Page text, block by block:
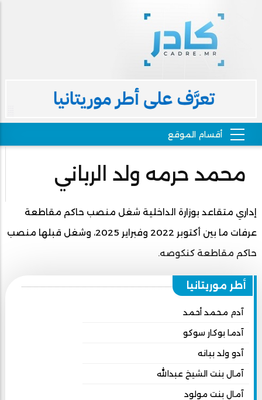
محمد حرمه ولد الرباني
إداري متقاعد بوزارة الداخلية شغل منصب حاكم مقاطعة
عرفات ما بين أكتوبر 2022 وفبراير 2025، وشغل قبلها منصب
حاكم مقاطعة كنكوصه.
أطر موريتانيا
آدم محمد أحمد
آدما بوكار سوكو
آدو ولد ببانه
آمال بنت الشيخ عبدالله
آمال بنت مولود